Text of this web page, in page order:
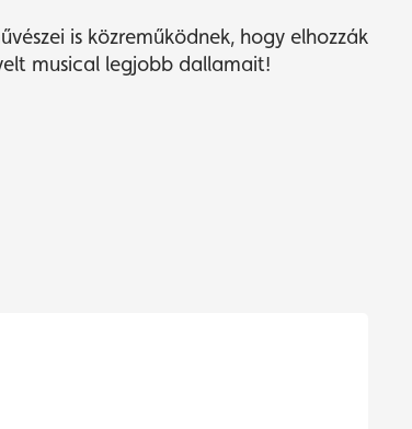
is közreműködnek, hogy elhozzák
musical legjobb dallamait!